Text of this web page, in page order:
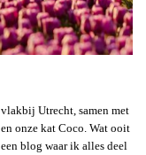
Utrecht, samen met
onze kat Coco. Wat ooit
blog waar ik alles deel